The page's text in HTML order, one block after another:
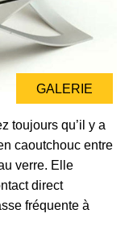
GALERIE
toujours qu’il y a
caoutchouc entre
verre. Elle
direct
fréquente à